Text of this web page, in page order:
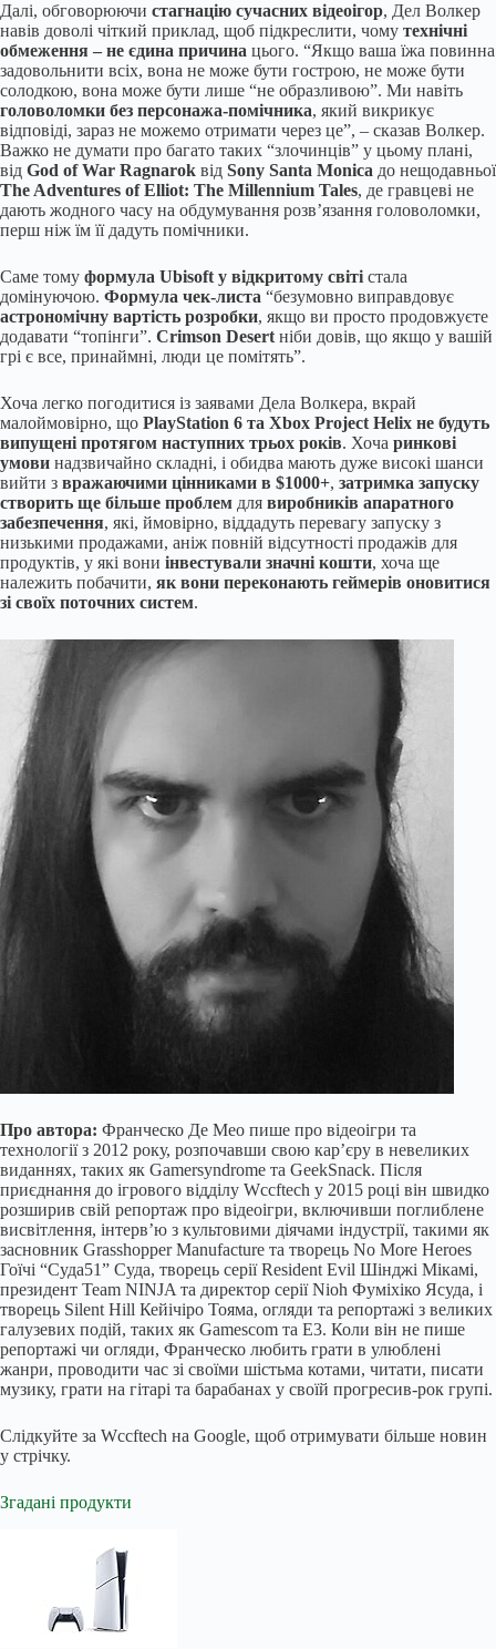
Далі, обговорюючи стагнацію сучасних відеоігор, Дел Волкер
навів доволі чіткий приклад, щоб підкреслити, чому технічні
обмеження – не єдина причина цього. “Якщо ваша їжа повинна
задовольнити всіх, вона не може бути гострою, не може бути
солодкою, вона може бути лише “не образливою”. Ми навіть
головоломки без персонажа-помічника, який викрикує
відповіді, зараз не можемо отримати через це”, – сказав Волкер.
Важко не думати про багато таких “злочинців” у цьому плані,
від God of War Ragnarok від Sony Santa Monica до нещодавньої
The Adventures of Elliot: The Millennium Tales, де гравцеві не
дають жодного часу на обдумування розв’язання головоломки,
перш ніж їм її дадуть помічники.
Саме тому формула Ubisoft у відкритому світі стала
домінуючою. Формула чек-листа “безумовно виправдовує
астрономічну вартість розробки, якщо ви просто продовжуєте
додавати “топінги”. Crimson Desert ніби довів, що якщо у вашій
грі є все, принаймні, люди це помітять”.
Хоча легко погодитися із заявами Дела Волкера, вкрай
малоймовірно, що PlayStation 6 та Xbox Project Helix не будуть
випущені протягом наступних трьох років. Хоча ринкові
умови надзвичайно складні, і обидва мають дуже високі шанси
вийти з вражаючими цінниками в $1000+, затримка запуску
створить ще більше проблем для виробників апаратного
забезпечення, які, ймовірно, віддадуть перевагу запуску з
низькими продажами, аніж повній відсутності продажів для
продуктів, у які вони інвестували значні кошти, хоча ще
належить побачити, як вони переконають геймерів оновитися
зі своїх поточних систем.
Про автора: Франческо Де Мео пише про відеоігри та
технології з 2012 року, розпочавши свою кар’єру в невеликих
виданнях, таких як Gamersyndrome та GeekSnack. Після
приєднання до ігрового відділу Wccftech у 2015 році він швидко
розширив свій репортаж про відеоігри, включивши поглиблене
висвітлення, інтерв’ю з культовими діячами індустрії, такими як
засновник Grasshopper Manufacture та творець No More Heroes
Гоїчі “Суда51” Суда, творець серії Resident Evil Шінджі Мікамі,
президент Team NINJA та директор серії Nioh Фуміхіко Ясуда, і
творець Silent Hill Кейічіро Тояма, огляди та репортажі з великих
галузевих подій, таких як Gamescom та E3. Коли він не пише
репортажі чи огляди, Франческо любить грати в улюблені
жанри, проводити час зі своїми шістьма котами, читати, писати
музику, грати на гітарі та барабанах у своїй прогресив-рок групі.
Слідкуйте за Wccftech на Google, щоб отримувати більше новин
у стрічку.
Згадані продукти